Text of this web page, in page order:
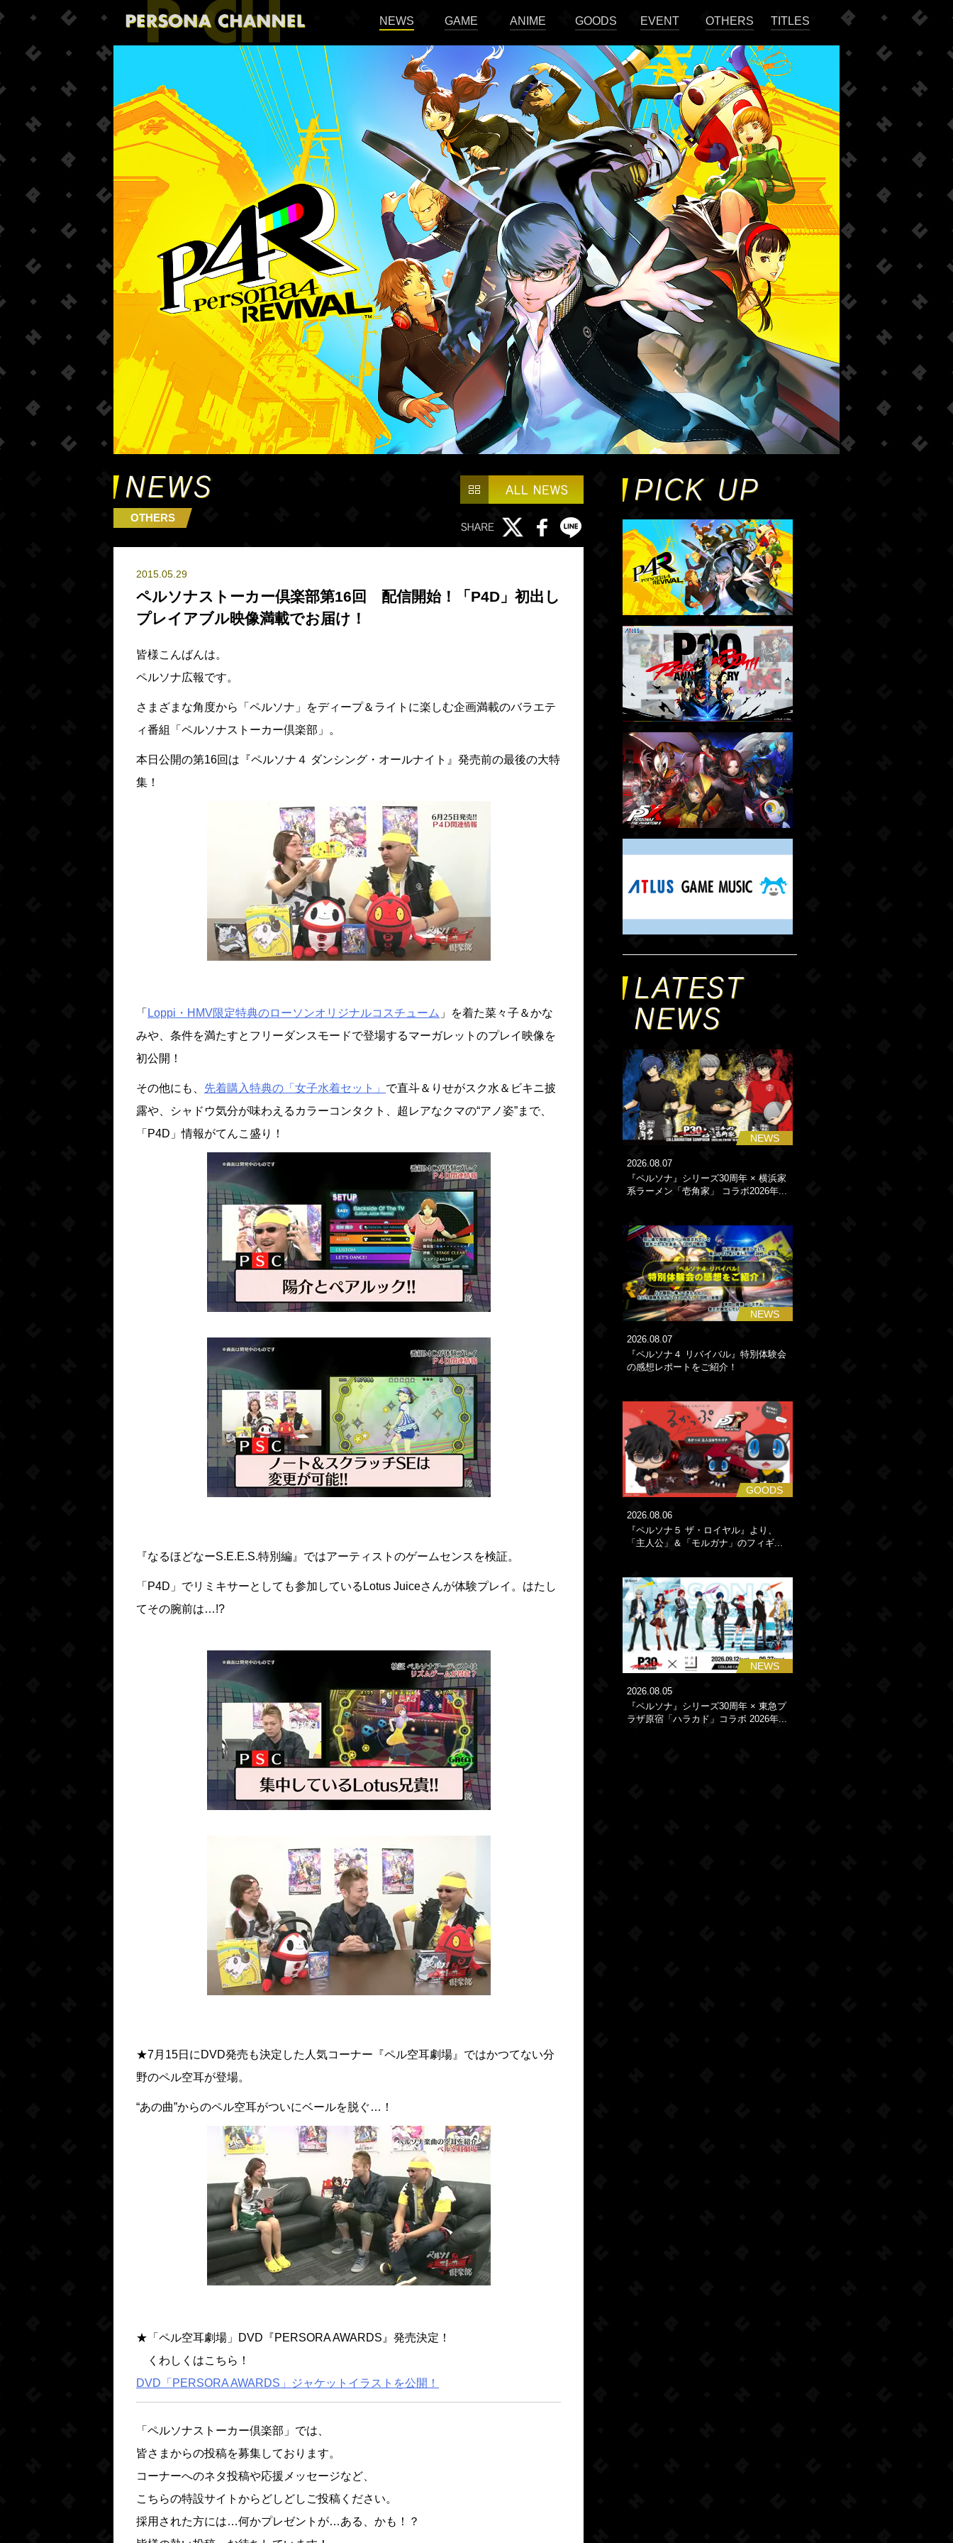
NEWS GAME ANIME GOODS EVENT OTHERS TITLES
OTHERS
2015.05.29
ペルソナストーカー倶楽部第16回 配信開始！「P4D」初出し
プレイアブル映像満載でお届け！
皆様こんばんは。
ペルソナ広報です。
さまざまな角度から「ペルソナ」をディープ＆ライトに楽しむ企画満載のバラエテ
ィ番組「ペルソナストーカー倶楽部」。
本日公開の第16回は『ペルソナ４ ダンシング・オールナイト』発売前の最後の大特
集 ！
「 Loppi・HMV限定特典のローソンオリジナルコスチューム 」を着た菜々子＆かな
みや、条件を満たすとフリーダンスモードで登場するマーガレットのプレイ映像を
初公開！
その他にも、 先着購入特典の「女子水着セット」 で直斗＆りせがスク水＆ビキニ披
露や、シャドウ気分が味わえるカラーコンタクト、超レアなクマの“アノ姿”まで、
「P4D」情報がてんこ盛り！
『なるほどなーS.E.E.S.特別編』ではアーティストのゲームセンスを検証。
「P4D」でリミキサーとしても参加しているLotus Juiceさんが体験プレイ。はたし
てその腕前は…!?
★7月15日にDVD発売も決定した人気コーナー『ペル空耳劇場』ではかつてない分
野のペル空耳が登場。
“あの曲”からのペル空耳がついにベールを脱ぐ…！
★「ペル空耳劇場」DVD『PERSORA AWARDS』発売決定！
くわしくはこちら！
DVD「PERSORA AWARDS」ジャケットイラストを公開！
「ペルソナストーカー倶楽部」では、
皆さまからの投稿を募集しております。
コーナーへのネタ投稿や応援メッセージなど、
こちらの特設サイトからどしどしご投稿ください。
採用された方には…何かプレゼントが…ある、かも！？
NEWS
2026.08.07
『ペルソナ』シリーズ30周年 × 横浜家
系ラーメン「壱角家」 コラボ2026年...
NEWS
2026.08.07
『ペルソナ４ リバイバル』特別体験会
の感想レポートをご紹介！
GOODS
2026.08.06
『ペルソナ５ ザ・ロイヤル』より、
「主人公」＆「モルガナ」のフィギ...
NEWS
2026.08.05
『ペルソナ』シリーズ30周年 × 東急プ
ラザ原宿「ハラカド」コラボ 2026年...